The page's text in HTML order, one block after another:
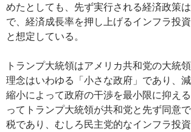
めたとしても、先ず実行される経済政策
で、経済成長率を押し上げるインフラ投
と想定している。
トランプ大統領はアメリカ共和党の大統
理念はいわゆる「小さな政府」であり、
縮小によって政府の干渉を最小限に抑え
ってトランプ大統領が共和党と先ず同意
税であり、むしろ民主党的なインフラ投